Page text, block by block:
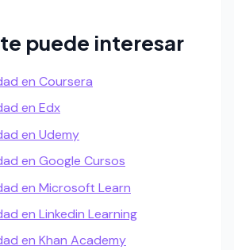
puede interesar
en Coursera
en Edx
en Udemy
en Google Cursos
en Microsoft Learn
en Linkedin Learning
en Khan Academy